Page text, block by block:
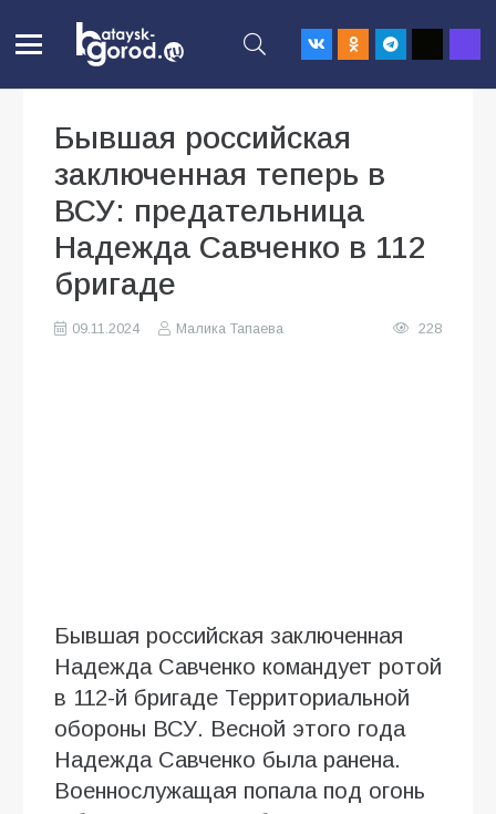
Бывшая российская
заключенная теперь в
ВСУ: предательница
Надежда Савченко в 112
бригаде
09.11.2024 Малика Тапаева 228
Бывшая российская заключенная
Надежда Савченко командует ротой
в 112-й бригаде Территориальной
обороны ВСУ. Весной этого года
Надежда Савченко была ранена.
Военнослужащая попала под огонь